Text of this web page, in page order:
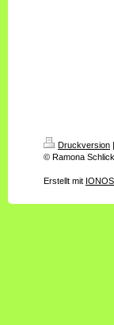
Druckversion |
© Ramona Schlick
Erstellt mit